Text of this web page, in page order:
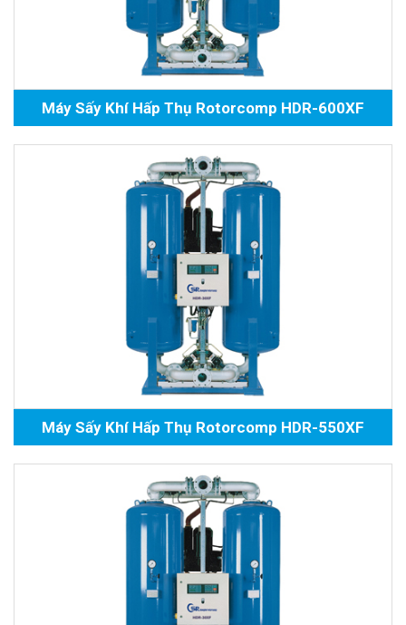
Máy Sấy Khí Hấp Thụ Rotorcomp HDR-600XF
Máy Sấy Khí Hấp Thụ Rotorcomp HDR-550XF